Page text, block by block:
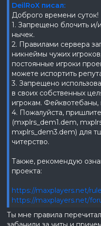
DeilRoX писал:
Доброго времени суток!
1. Запрещено блочить и/
нычек.
2. Правилами сервера
никнеймы чужих
постоянные игроки
можете испортить
3. Запрещено
в своих собственных
игрокам. Фейквотебаны,
4. Пожалуйста,
(mxplrs_dem1.dem,
mxplrs_dem3.dem) для
читерство.
Также, рекомендую
проекта:
https://maxplayers.net/
https://maxplayers.net/
Ты мне правила